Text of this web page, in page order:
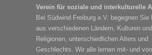
Verein für soziale und interkulturelle
Bei Südwind Freiburg e.V. begegnen Sie
aus verschiedenen Ländern, Kulturen und
Religionen, unterschiedlichen Alters und
Geschlechts. Wir alle lernen mit- und